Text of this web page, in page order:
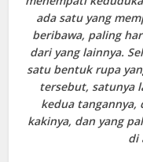
ada satu yang
beribawa, paling
dari yang lainnya.
satu bentuk rupa
tersebut, satunya
kedua tangannya,
kakinya, dan yang
di